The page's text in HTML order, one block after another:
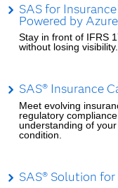
SAS for
Powered by Azure
Stay in front of IFRS
without losing visibility.
SAS® Insurance
Meet evolving
regulatory
understanding of
condition.
SAS® Solution for